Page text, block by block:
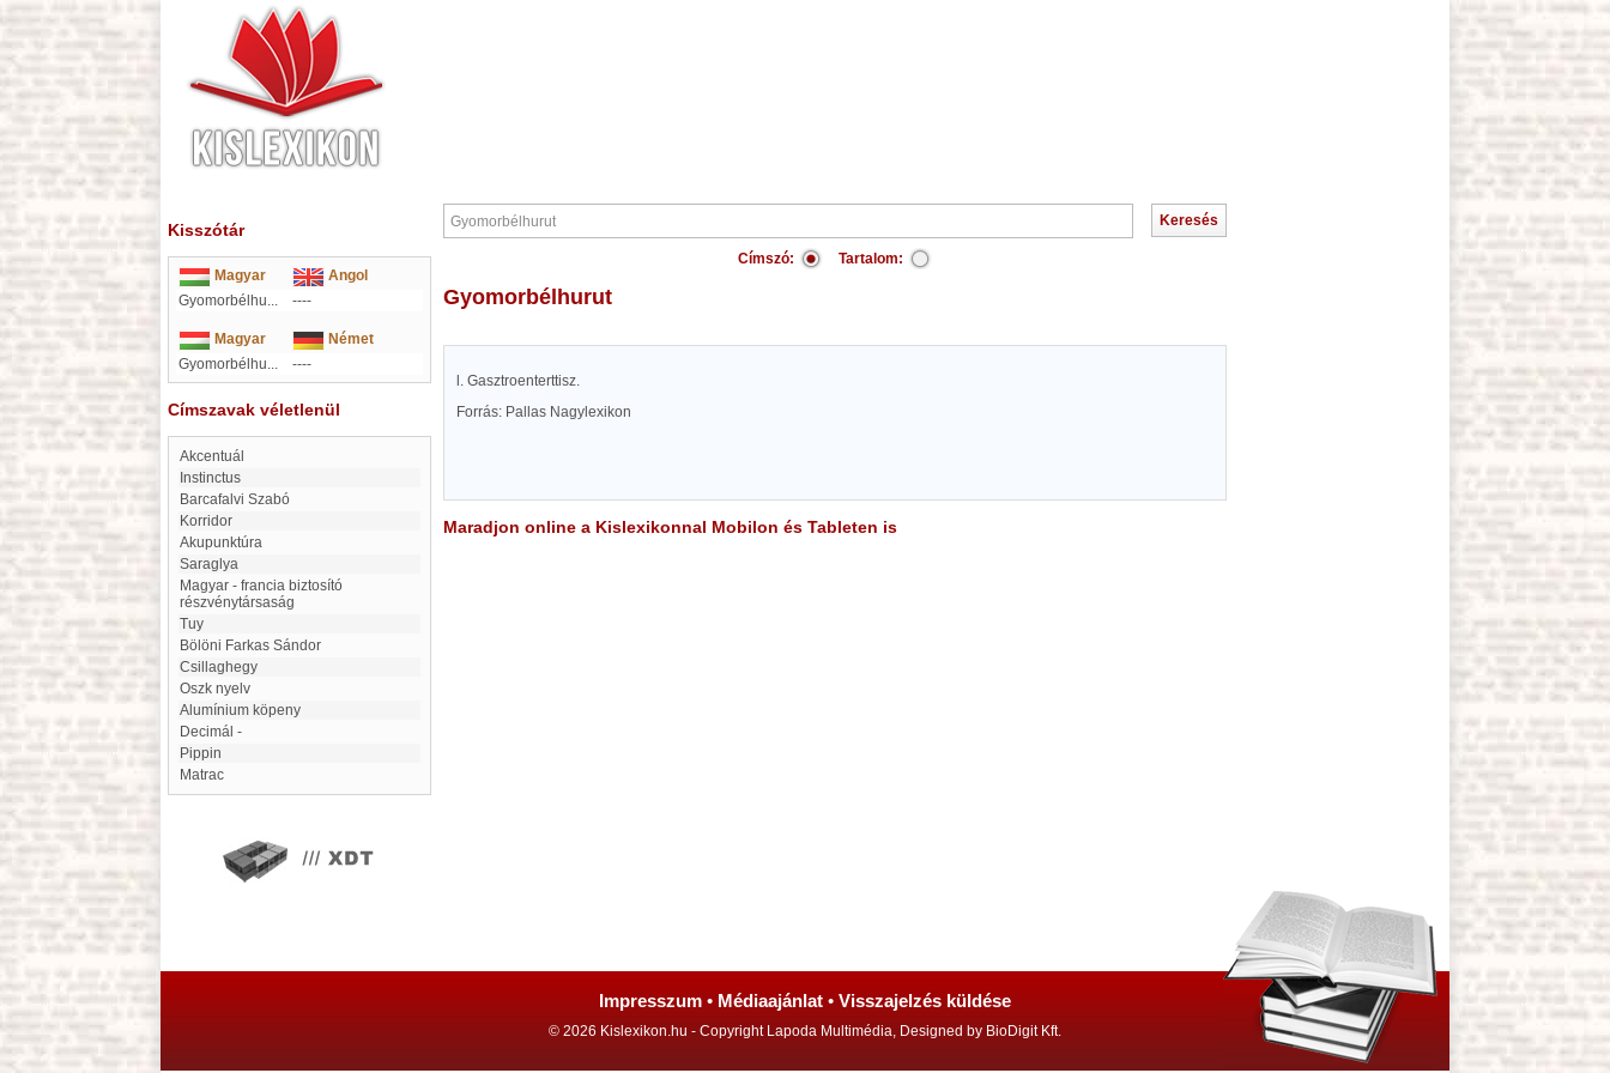
Kisszótár
Magyar
Angol
Gyomorbélhu...
----
Magyar
Német
Gyomorbélhu...
----
Címszavak véletlenül
akcentuál
Instinctus
Barcafalvi Szabó
Korridor
akupunktúra
Saraglya
Magyar - francia biztosító
részvénytársaság
Tuy
Bölöni Farkas Sándor
Csillaghegy
Oszk nyelv
Alumínium köpeny
decimál -
Pippin
Matrac
Címszó: Tartalom:
Gyomorbélhurut
l. Gasztroenterttisz.
Forrás: Pallas Nagylexikon
Maradjon online a Kislexikonnal Mobilon és Tableten is
Impresszum • Médiaajánlat • Visszajelzés küldése
© 2026 Kislexikon.hu - Copyright Lapoda Multimédia, Designed by BioDigit Kft.